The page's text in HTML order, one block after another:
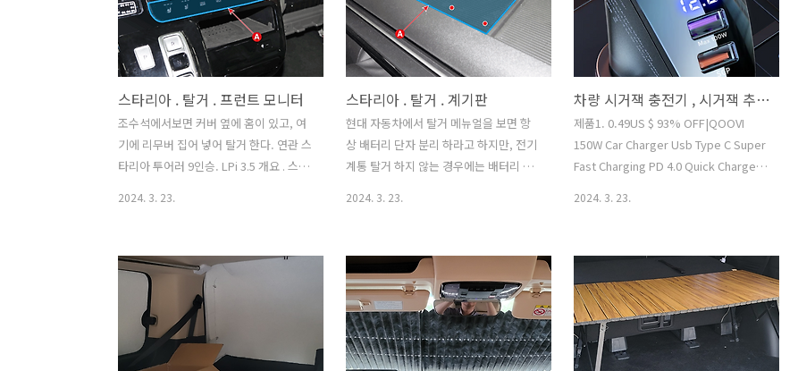
루프 녹화 대시 캠, 2 인치 IPS 스크린,
1080P 3 카메라 포함| | -
AliExpreSmarter Shopping, Better
Living!
Aliexpress.comko.aliexpress.com WiFi
지원되는 제품. 17...
활용예 휴즈 박스 내부에 시거잭 매립으
로 추가하고, 여기에 본 시거잭 충전기 장
착. DIY . 스타리아 . 휴즈 박스 시거 소켓
매립 . 개요 차량 휴즈 박스 내에 시거 소
켓 매립하여 매립방식의 기기 전원 공급
하려고 함. 차종 :..
cm ) 치수 운전석 어퍼 트림 볼트 구멍 에
서 조수석 볼트 구멍 까지 길이 : 134.5
cm 손잡이 볼트위치 - 커버 빼야 보임. 트
림 윗부분 - 천장 트림 후면과 전면의 경계
위치. 연관 스타리아 투어러 9인승. LPi
3.5 개요 . 스타리아 투어러 9인승. LPi
3.5 - 스타리아 차종 중 낚시 / 차박..
스타리아 . 탈거 . 프런트 모니터
조수석에서보면 커버 옆에 홈이 있고, 여
기에 리무버 집어 넣어 탈거 한다. 연관 스
타리아 투어러 9인승. LPi 3.5 개요 . 스타
후 이것 저것 개조하기에 가장 적합한 모
델. 구입일자 : 2022.05
igotit.tistory.com 첫 등록 :
2024.03.23 최종 수정 : 단축 주소 :
https://igotit.tistory.com/5200
2024. 3. 23.
스타리아 . 탈거 . 계기판
현대 자동차에서 탈거 메뉴얼을 보면 항
상 배터리 단자 분리 하라고 하지만, 전기
계통 탈거 하지 않는 경우에는 배터리 분
럼 힘을 줘 귀퉁이 부분부터 탈거. 커버 완
전 탈거 커버 하단에 많은 공간이 있다. 치
수 구멍이 큰거 있는데 속이 깊다. 이곳으
로 엔진룸의 소음 유입 심할듯 하다. 영상
으로 보기 계기판 탈거 상세 볼트 2개 풀
고 손으로 당기면 빠진다. 계기판 뒷 부분
2024. 3. 23.
차량 시거잭 충전기 , 시거잭 추가 연결 가능.
제품1. 0.49US $ 93% OFF|QOOVI
150W Car Charger Usb Type C Super
Fast Charging PD 4.0 Quick Charge
www.aliexpress.com 제품2. 0.48US $
96% OFF|BLALION 180W USB Car
Charger Super Fast Charging QC3.0
PD 66W Quick Charge Cigarette
Lighter Socket For iPhone Smarter
Shopping, Better Living!
2024. 3. 23.